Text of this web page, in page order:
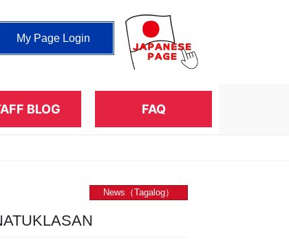
My Page Login
BLOG FAQ
News（Tagalog）